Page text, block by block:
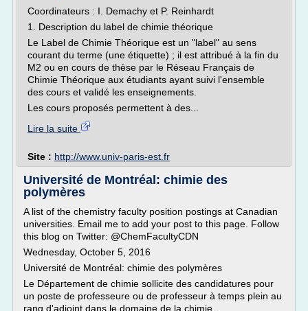
Coordinateurs : I. Demachy et P. Reinhardt
1. Description du label de chimie théorique
Le Label de Chimie Théorique est un "label" au sens
courant du terme (une étiquette) ; il est attribué à la fin du
M2 ou en cours de thèse par le Réseau Français de
Chimie Théorique aux étudiants ayant suivi l'ensemble
des cours et validé les enseignements.
Les cours proposés permettent à des...
Lire la suite
Site : http://www.univ-paris-est.fr
Université de Montréal: chimie des
polymères
A list of the chemistry faculty position postings at Canadian
universities. Email me to add your post to this page. Follow
this blog on Twitter: @ChemFacultyCDN
Wednesday, October 5, 2016
Université de Montréal: chimie des polymères
Le Département de chimie sollicite des candidatures pour
un poste de professeure ou de professeur à temps plein au
rang d'adjoint dans le domaine de la chimie...